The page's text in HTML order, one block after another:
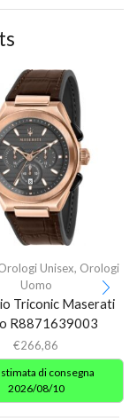
Unisex, Orologi
Uomo
Triconic Maserati
R8871639003
€266,86
stimata di consegna
2026/08/10